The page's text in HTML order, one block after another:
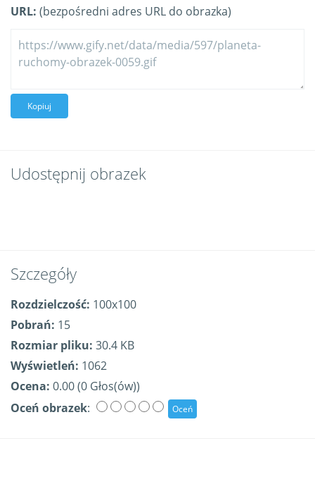
URL: (bezpośredni adres URL do obrazka)
Kopiuj
Udostępnij obrazek
Szczegóły
Rozdzielczość: 100x100
Pobrań: 15
Rozmiar pliku: 30.4 KB
Wyświetleń: 1062
Ocena: 0.00 (0 Głos(ów))
Oceń obrazek: